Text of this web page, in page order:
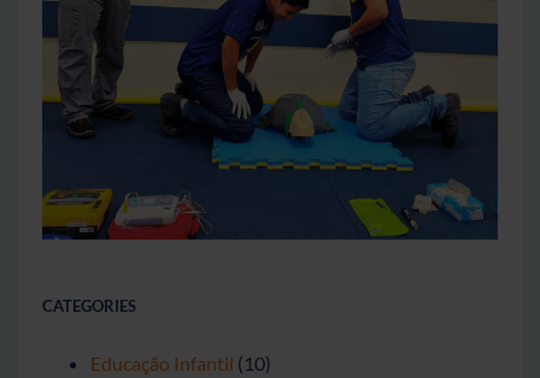
CATEGORIES
Educação Infantil (10)